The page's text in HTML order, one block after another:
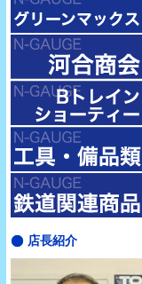
店長紹介